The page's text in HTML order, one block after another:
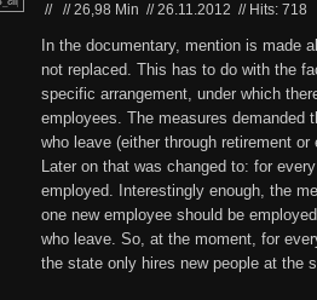
// //26,98 Min //26.11.2012 // Hits: 718
In the documentary, mention is made
not replaced. This has to do with the
specific arrangement, under which
employees. The measures demanded
who leave (either through retirement
Later on that was changed to: for
employed. Interestingly enough, the
one new employee should be
who leave. So, at the moment, for
the state only hires new people at the